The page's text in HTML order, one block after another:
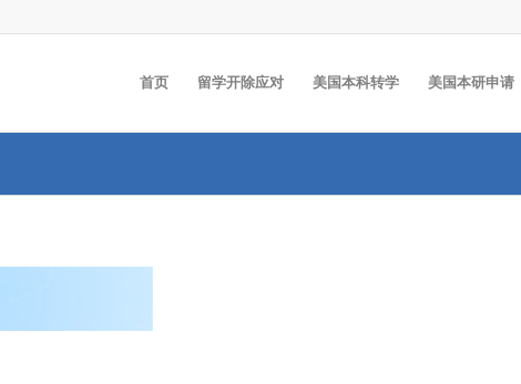
首页 留学开除应对 美国本科转学 美国本研申请